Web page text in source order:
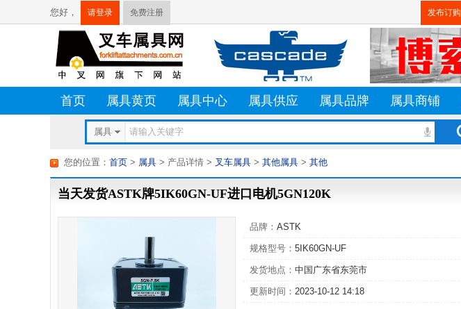
您好， 请登录 免费注册 发布订购
首页 属具黄页 属具中心 属具供应 属具品牌 属具商铺
属具
您的位置： 首页 > 属具 > 叉车属具 > 其他属具 > 其他
> 产品详情
当天发货ASTK牌5IK60GN-UF进口电机5GN120K
品牌： ASTK
规格型号： 5IK60GN-UF
发货地点： 中国广东省东莞市
更新时间： 2023-10-12 14:18